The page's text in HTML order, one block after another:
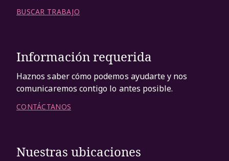
BUSCAR TRABAJO
Información requerida
Haznos saber cómo podemos ayudarte y nos
comunicaremos contigo lo antes posible.
CONTÁCTANOS
Nuestras ubicaciones